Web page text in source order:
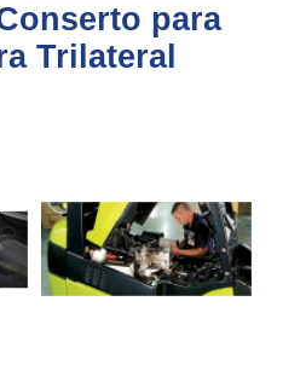
para
Trilateral